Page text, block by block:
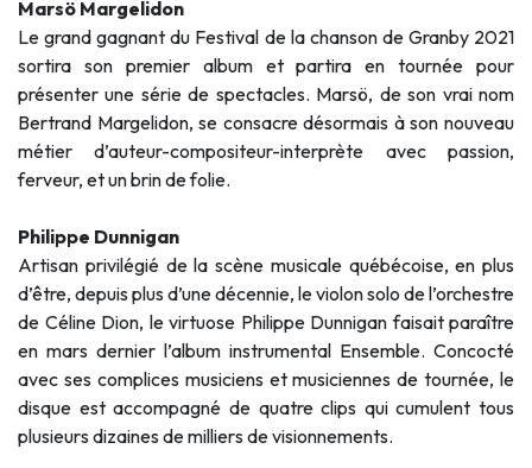
Marsö Margelidon
Le grand gagnant du Festival de la chanson de Granby 2021
sortira son premier album et partira en tournée pour
présenter une série de spectacles. Marsö, de son vrai nom
Bertrand Margelidon, se consacre désormais à son nouveau
métier d’auteur-compositeur-interprète avec passion,
ferveur, et un brin de folie.
Philippe Dunnigan
Artisan privilégié de la scène musicale québécoise, en plus
d’être, depuis plus d’une décennie, le violon solo de l’orchestre
de Céline Dion, le virtuose Philippe Dunnigan faisait paraître
en mars dernier l’album instrumental Ensemble. Concocté
avec ses complices musiciens et musiciennes de tournée, le
disque est accompagné de quatre clips qui cumulent tous
plusieurs dizaines de milliers de visionnements.